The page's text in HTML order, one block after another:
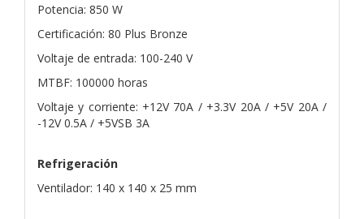
Potencia: 850 W
Certificación: 80 Plus Bronze
Voltaje de entrada: 100-240 V
MTBF: 100000 horas
Voltaje y corriente: +12V 70A / +3.3V 20A / +5V 20A /
-12V 0.5A / +5VSB 3A
Refrigeración
Ventilador: 140 x 140 x 25 mm